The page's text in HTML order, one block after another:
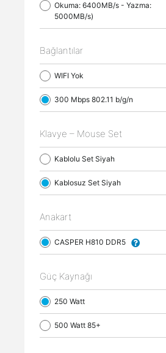
Okuma: 6400MB/s - Yazma:
5000MB/s)
Bağlantılar
WIFI Yok
300 Mbps 802.11 b/g/n
Klavye – Mouse Set
Kablolu Set Siyah
Kablosuz Set Siyah
Anakart
CASPER H810 DDR5
Güç Kaynağı
250 Watt
500 Watt 85+